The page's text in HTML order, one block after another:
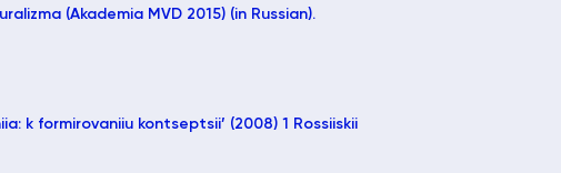
(Akademia MVD 2015) (in Russian).
k formirovaniiu kontseptsii’ (2008) 1 Rossiiskii